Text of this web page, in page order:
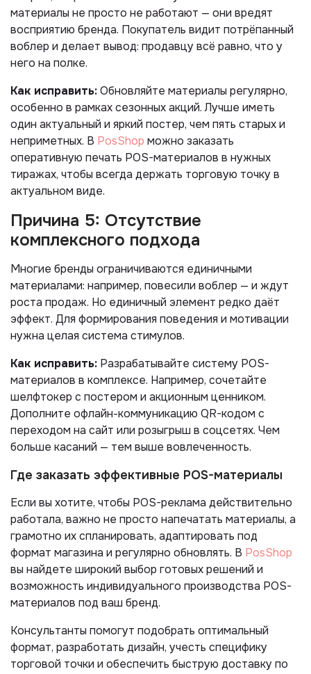
материалы не просто не работают — они вредят
восприятию бренда. Покупатель видит потрёпанный
воблер и делает вывод: продавцу всё равно, что у
него на полке.
Как исправить:Обновляйте материалы регулярно,
особенно в рамках сезонных акций. Лучше иметь
один актуальный и яркий постер, чем пять старых и
неприметных. В PosShop можно заказать
оперативную печать POS-материалов в нужных
тиражах, чтобы всегда держать торговую точку в
актуальном виде.
Причина 5: Отсутствие
комплексного подхода
Многие бренды ограничиваются единичными
материалами: например, повесили воблер — и ждут
роста продаж. Но единичный элемент редко даёт
эффект. Для формирования поведения и мотивации
нужна целая система стимулов.
Как исправить: Разрабатывайте систему POS-
материалов в комплексе. Например, сочетайте
шелфтокер с постером и акционным ценником.
Дополните офлайн-коммуникацию QR-кодом с
переходом на сайт или розыгрыш в соцсетях. Чем
больше касаний — тем выше вовлеченность.
Где заказать эффективные POS-материалы
Если вы хотите, чтобы POS-реклама действительно
работала, важно не просто напечатать материалы, а
грамотно их спланировать, адаптировать под
формат магазина и регулярно обновлять. В PosShop
вы найдете широкий выбор готовых решений и
возможность индивидуального производства POS-
материалов под ваш бренд.
Консультанты помогут подобрать оптимальный
формат, разработать дизайн, учесть специфику
торговой точки и обеспечить быструю доставку по